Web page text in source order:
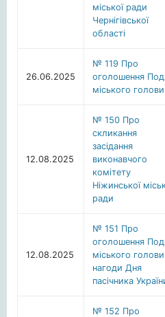
міської ради
Чернігівської
області
26.06.2025
№ 119 Про
оголошення
міського голови
12.08.2025
№ 150 Про
скликання
засідання
виконавчого
комітету
Ніжинської
ради
12.08.2025
№ 151 Про
оголошення
міського
нагоди Дня
пасічника
№ 152 Про